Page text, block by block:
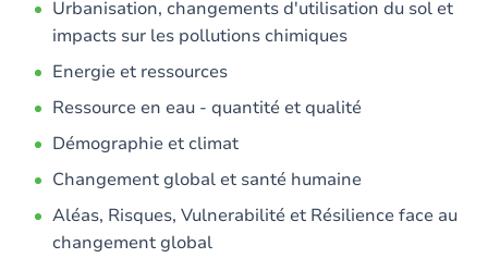
Urbanisation, changements d'utilisation du sol et
impacts sur les pollutions chimiques
Energie et ressources
Ressource en eau - quantité et qualité
Démographie et climat
Changement global et santé humaine
Aléas, Risques, Vulnerabilité et Résilience face au
changement global